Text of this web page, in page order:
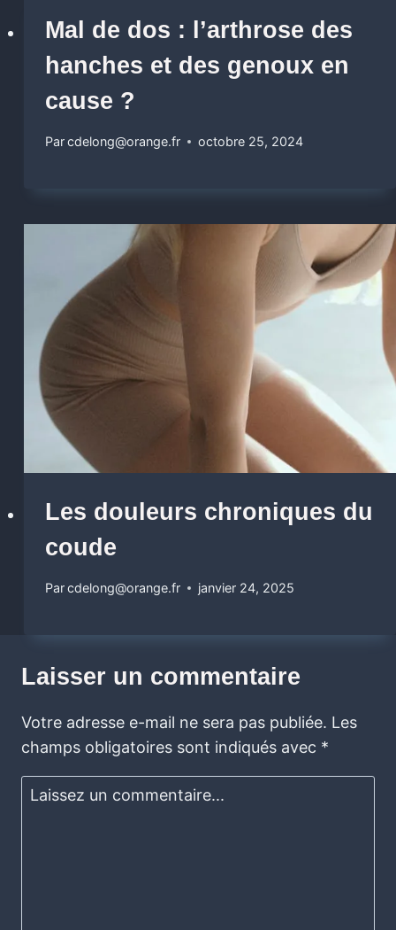
Mal de dos : l’arthrose des
hanches et des genoux en
cause ?
Parcdelong@orange.fr octobre 25, 2024
Les douleurs chroniques du
coude
Parcdelong@orange.fr janvier 24, 2025
Laisser un commentaire
Votre adresse e-mail ne sera pas publiée. Les
champs obligatoires sont indiqués avec *